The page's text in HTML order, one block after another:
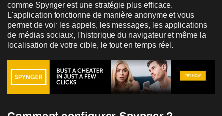
comme Spynger est une stratégie plus efficace.
L'application fonctionne de manière anonyme et vous
permet de voir les appels, les messages, les applications
de médias sociaux, l'historique du navigateur et même la
localisation de votre cible, le tout en temps réel.